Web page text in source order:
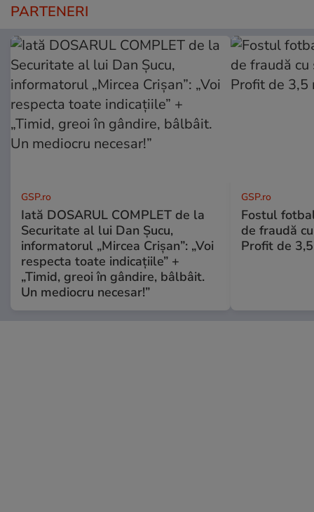
PARTENERI
GSP.ro
Iată DOSARUL COMPLET de la
Securitate al lui Dan Șucu,
informatorul „Mircea Crișan”: „Voi
respecta toate indicațiile” +
„Timid, greoi în gândire, bâlbâit.
Un mediocru necesar!”
GSP.ro
Fostul
de fraudă
Profit de